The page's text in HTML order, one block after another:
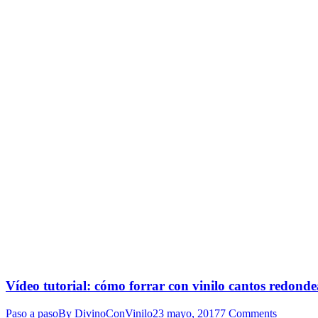
Vídeo tutorial: cómo forrar con vinilo cantos
Paso a pasoBy DivinoConVinilo23 mayo, 20177 Comments